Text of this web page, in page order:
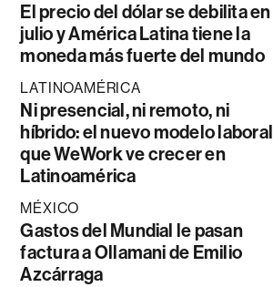
El precio del dólar se debilita en
julio y América Latina tiene la
moneda más fuerte del mundo
LATINOAMÉRICA
Ni presencial, ni remoto, ni
híbrido: el nuevo modelo laboral
que WeWork ve crecer en
Latinoamérica
MÉXICO
Gastos del Mundial le pasan
factura a Ollamani de Emilio
Azcárraga